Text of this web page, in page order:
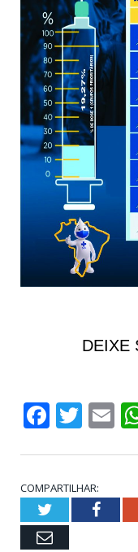
DEIXE
COMPARTILHAR:
Twitter
Email